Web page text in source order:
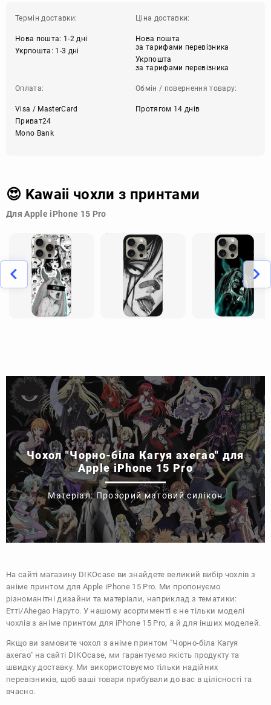
Термін доставки:
Нова пошта: 1-2 дні
Укрпошта: 1-3 дні
Ціна доставки:
Нова пошта
за тарифами перевізника
Укрпошта
за тарифами перевізника
Оплата:
Visa / MasterCard
Приват24
Mono Bank
Обмін / повернення товару:
Протягом 14 днів
😍 Kawaii чохли з принтами
Для Apple iPhone 15 Pro
Чохол "Чорно-біла Кагуя ахегао" для
Apple iPhone 15 Pro
Матеріал: Прозорий матовий силікон
На сайті магазину DIKOcase ви знайдете великий вибір чохлів з
аніме принтом для Apple iPhone 15 Pro. Ми пропонуємо
різноманітні дизайни та матеріали, наприклад з тематики:
Етті/Ahegao Наруто. У нашому асортименті є не тільки моделі
чохлів з аніме принтом для iPhone 15 Pro, а й для інших моделей.
Якщо ви замовите чохол з аніме принтом "Чорно-біла Кагуя
ахегао" на сайті DIKOcase, ми гарантуємо якість продукту та
швидку доставку. Ми використовуємо тільки надійних
перевізників, щоб ваші товари прибували до вас в цілісності та
вчасно.